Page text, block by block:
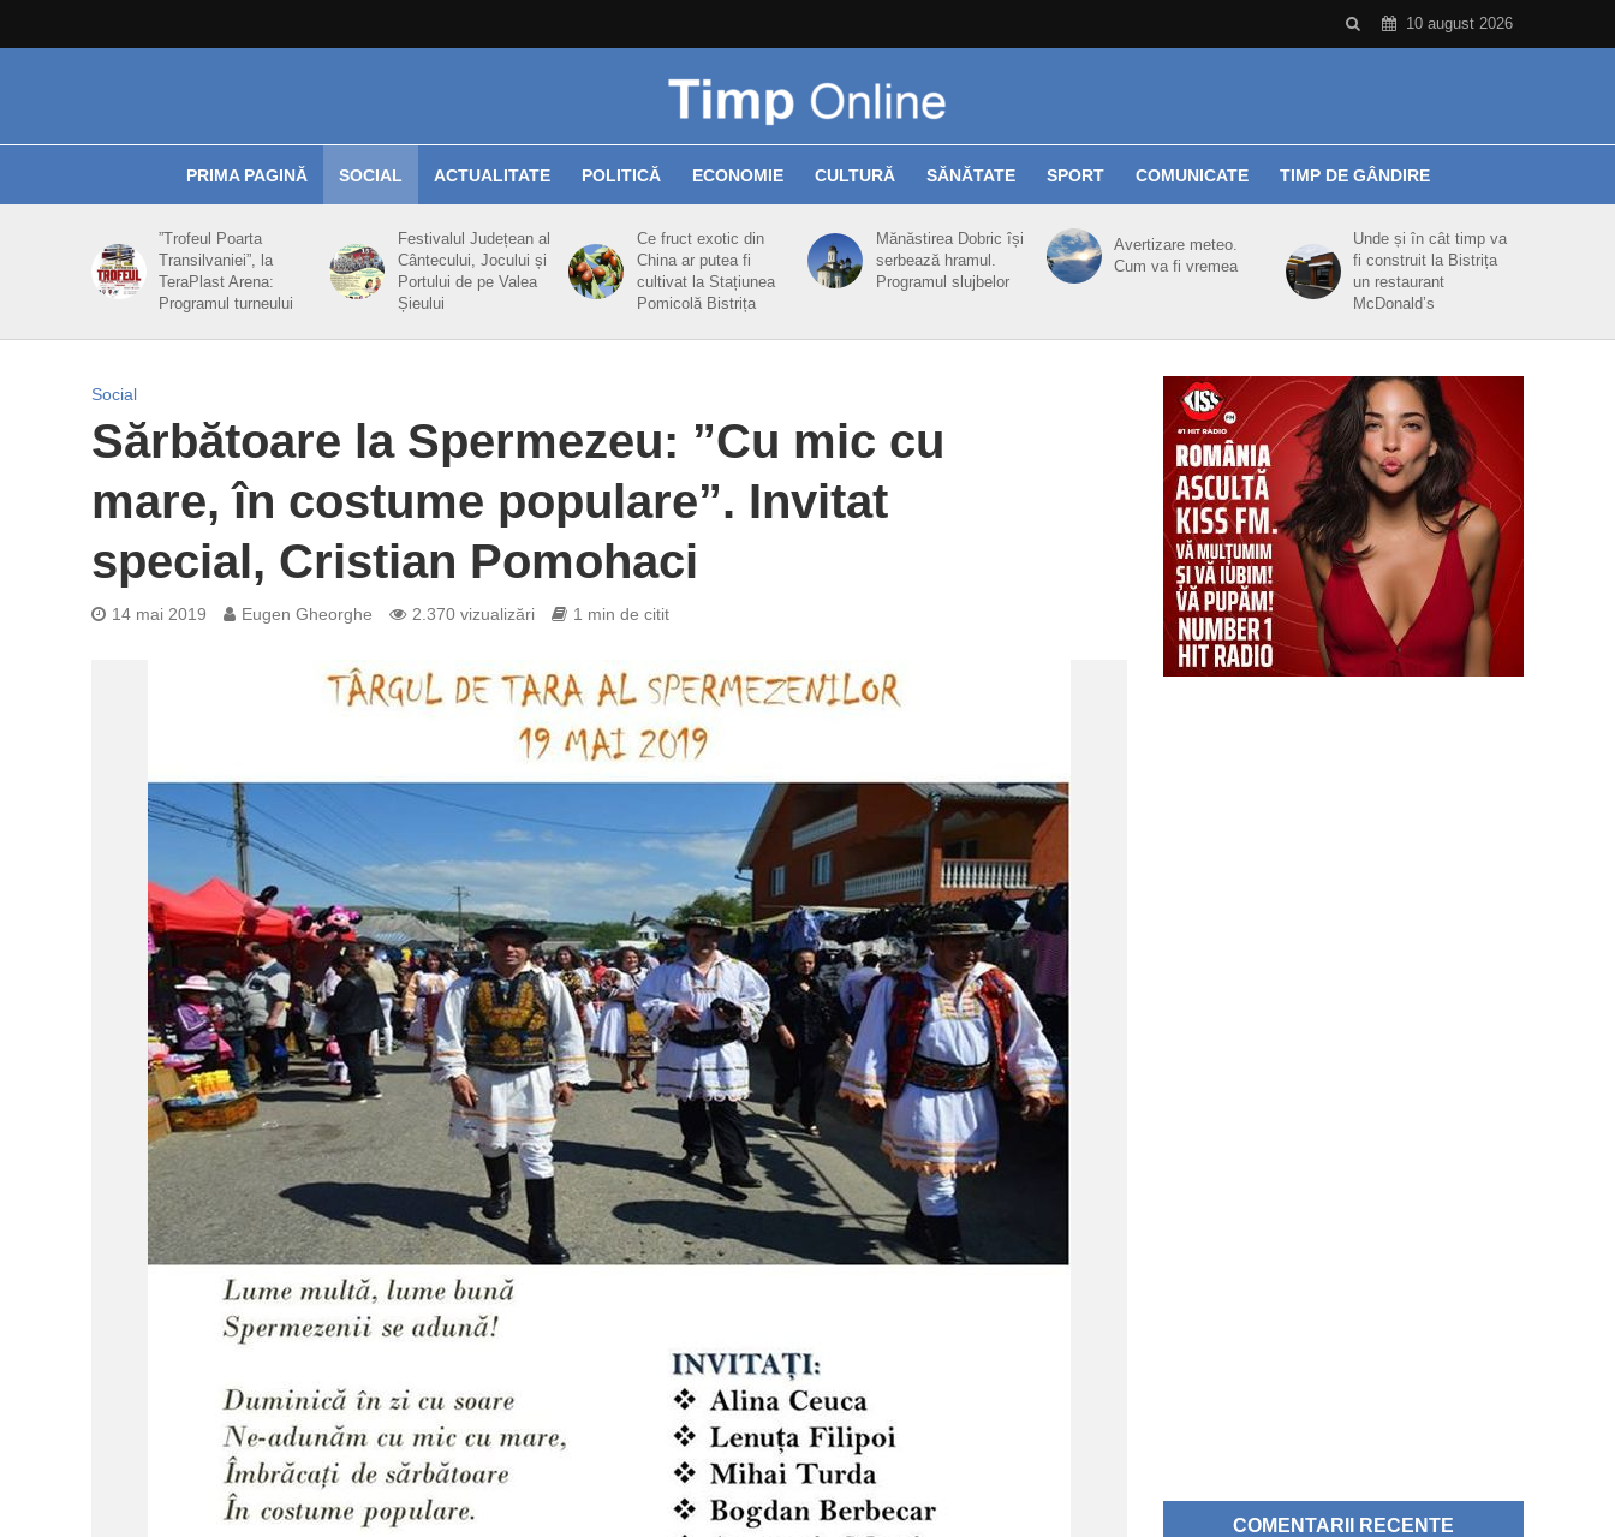
10 august 2026
PRIMA PAGINĂ SOCIAL ACTUALITATE POLITICĂ ECONOMIE CULTURĂ SĂNĂTATE SPORT COMUNICATE TIMP DE GÂNDIRE
”Trofeul Poarta
Transilvaniei”, la
TeraPlast Arena:
Programul turneului
Festivalul Județean al
Cântecului, Jocului și
Portului de pe Valea
Șieului
Ce fruct exotic din
China ar putea fi
cultivat la Stațiunea
Pomicolă Bistrița
Mănăstirea Dobric își
serbează hramul.
Programul slujbelor
Avertizare meteo.
Cum va fi vremea
Unde și în cât timp va
fi construit la Bistrița
un restaurant
McDonald’s
Social
Sărbătoare la Spermezeu: ”Cu mic cu
mare, în costume populare”. Invitat
special, Cristian Pomohaci
14 mai 2019 Eugen Gheorghe 2.370 vizualizări 1 min de citit
COMENTARII RECENTE